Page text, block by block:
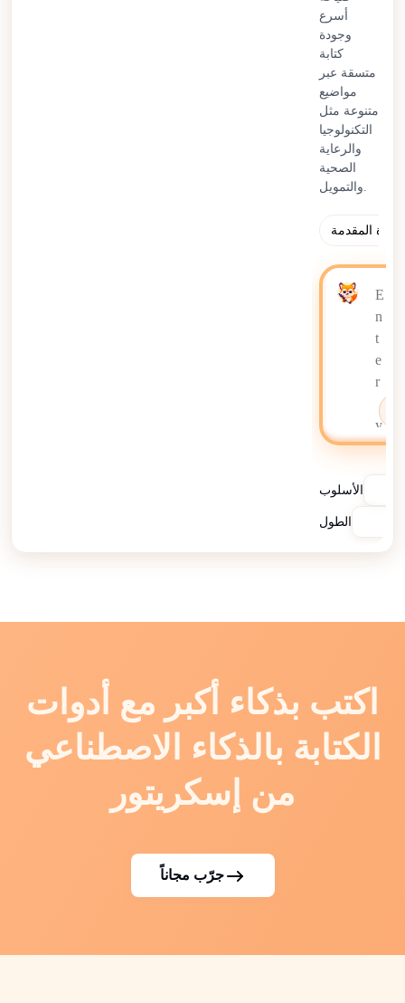
أسرع
وجودة
كتابة
متسقة عبر
مواضيع
متنوعة مثل
التكنولوجيا
والرعاية
الصحية
والتمويل.
فقرة المقدمة
الأسلوب
الطول
اكتب بذكاء أكبر مع أدوات
الكتابة بالذكاء الاصطناعي
من إسكريتور
جرّب مجاناً